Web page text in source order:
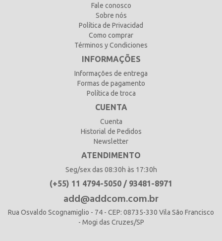
Fale conosco
Sobre nós
Política de Privacidad
Como comprar
Términos y Condiciones
INFORMAÇÕES
Informações de entrega
Formas de pagamento
Política de troca
CUENTA
Cuenta
Historial de Pedidos
Newsletter
ATENDIMENTO
Seg/sex das 08:30h às 17:30h
(+55) 11 4794-5050 / 93481-8971
add@addcom.com.br
Rua Osvaldo Scognamiglio - 74 - CEP: 08735-330 Vila São Francisco
- Mogi das Cruzes/SP